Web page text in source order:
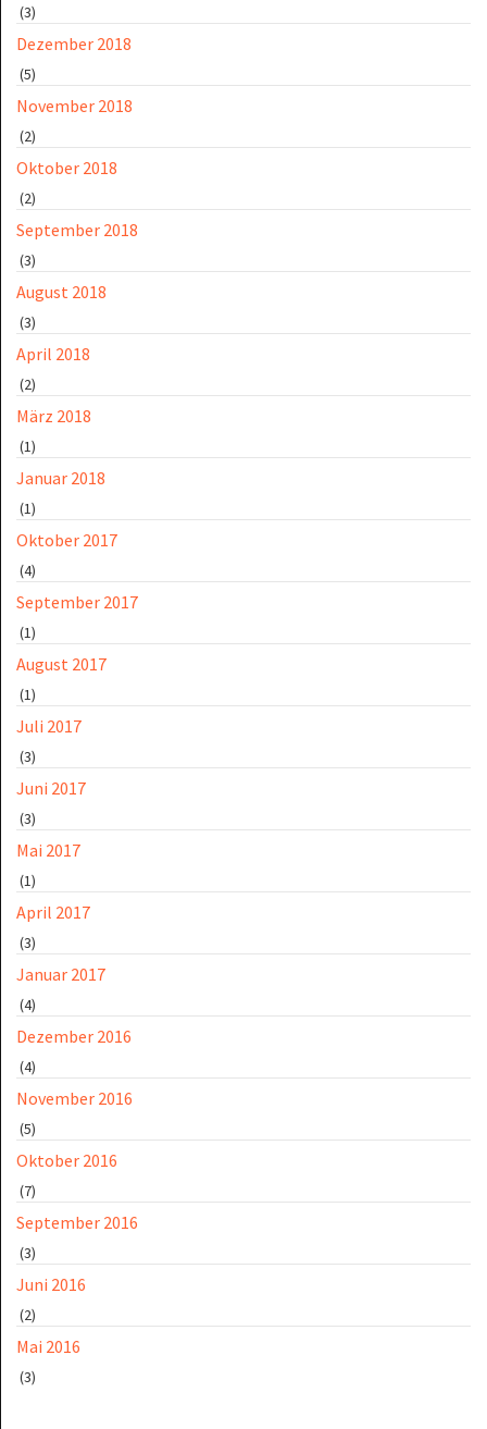
(3)
Dezember 2018
(5)
November 2018
(2)
Oktober 2018
(2)
September 2018
(3)
August 2018
(3)
April 2018
(2)
März 2018
(1)
Januar 2018
(1)
Oktober 2017
(4)
September 2017
(1)
August 2017
(1)
Juli 2017
(3)
Juni 2017
(3)
Mai 2017
(1)
April 2017
(3)
Januar 2017
(4)
Dezember 2016
(4)
November 2016
(5)
Oktober 2016
(7)
September 2016
(3)
Juni 2016
(2)
Mai 2016
(3)